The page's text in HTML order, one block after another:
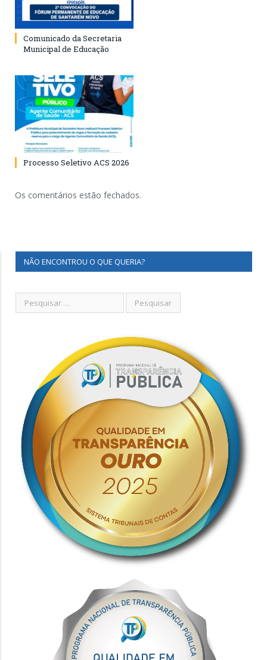
Comunicado da Secretaria
Municipal de Educação
Processo Seletivo ACS 2026
Os comentários estão fechados.
NÃO ENCONTROU O QUE QUERIA?